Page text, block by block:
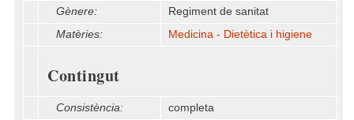
Gènere:
Regiment de sanitat
Matèries:
Medicina - Dietètica i higiene
Contingut
Consistència:
completa